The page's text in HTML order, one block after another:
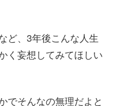
ど、3年後こんな人生
く妄想してみてほしい
でそんなの無理だよと